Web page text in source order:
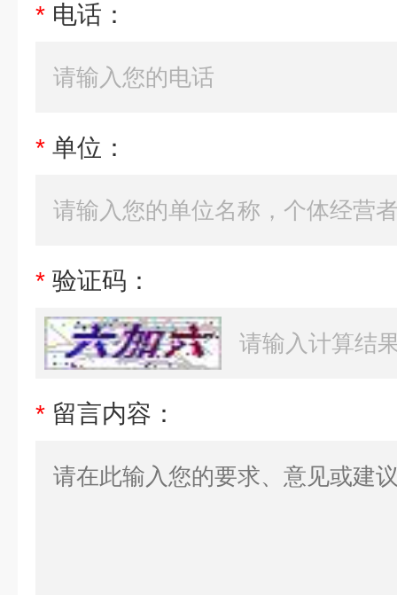
* 电话：
* 单位：
* 验证码：
* 留言内容：